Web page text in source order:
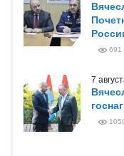
691
7